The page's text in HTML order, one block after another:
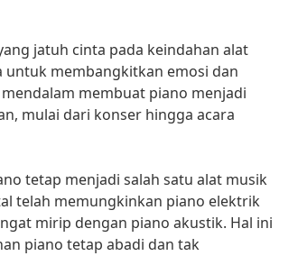
jatuh cinta pada keindahan alat
untuk membangkitkan emosi dan
membuat piano menjadi
mulai dari konser hingga acara
tetap menjadi salah satu alat musik
telah memungkinkan piano elektrik
mirip dengan piano akustik. Hal ini
piano tetap abadi dan tak